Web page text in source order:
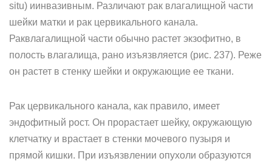
situ) иинвазивным. Различают рак влагалищной части
шейки матки и рак цервикального канала.
Раквлагалищной части обычно растет экзофитно, в
полость влагалища, рано изъязвляется (рис. 237). Реже
он растет в стенку шейки и окружающие ее ткани.
Рак цервикального канала, как правило, имеет
эндофитный рост. Он прорастает шейку, окружающую
клетчатку и врастает в стенки мочевого пузыря и
прямой кишки. При изъязвлении опухоли образуются